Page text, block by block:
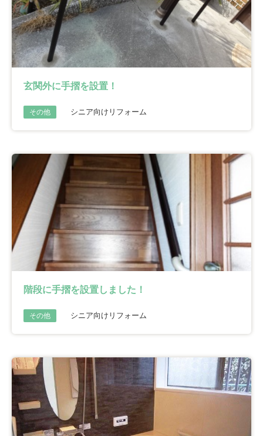
玄関外に手摺を設置！
その他 シニア向けリフォーム
階段に手摺を設置しました！
その他 シニア向けリフォーム